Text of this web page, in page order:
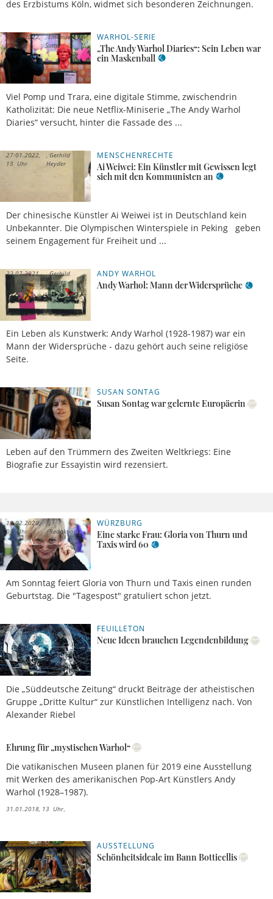
des Erzbistums Köln, widmet sich besonderen Zeichnungen.
WARHOL-SERIE
„The Andy Warhol Diaries“: Sein Leben war
ein Maskenball
Viel Pomp und Trara, eine digitale Stimme, zwischendrin
Katholizität: Die neue Netflix-Miniserie „The Andy Warhol
Diaries“ versucht, hinter die Fassade des ...
19.04.2022,
15 Uhr
Emanuela
Sutter
MENSCHENRECHTE
Ai Weiwei: Ein Künstler mit Gewissen legt
sich mit den Kommunisten an
Der chinesische Künstler Ai Weiwei ist in Deutschland kein
Unbekannter. Die Olympischen Winterspiele in Peking geben
seinem Engagement für Freiheit und ...
27.01.2022,
15 Uhr
Gerhild
Heyder
ANDY WARHOL
Andy Warhol: Mann der Widersprüche
Ein Leben als Kunstwerk: Andy Warhol (1928-1987) war ein
Mann der Widersprüche - dazu gehört auch seine religiöse
Seite.
22.07.2021,
15 Uhr
Gerhild
Heyder
SUSAN SONTAG
Susan Sontag war gelernte Europäerin
Leben auf den Trümmern des Zweiten Weltkriegs: Eine
Biografie zur Essayistin wird rezensiert.
25.05.2021,
11 Uhr
Gerhild
Heyder
WÜRZBURG
Eine starke Frau: Gloria von Thurn und
Taxis wird 60
Am Sonntag feiert Gloria von Thurn und Taxis einen runden
Geburtstag. Die "Tagespost" gratuliert schon jetzt.
19.02.2020,
08 Uhr
Redaktion
FEUILLETON
Neue Ideen brauchen Legendenbildung
Die „Süddeutsche Zeitung“ druckt Beiträge der atheistischen
Gruppe „Dritte Kultur“ zur Künstlichen Intelligenz nach. Von
Alexander Riebel
27.03.2019, 13 Uhr
Ehrung für „mystischen Warhol“
Die vatikanischen Museen planen für 2019 eine Ausstellung
mit Werken des amerikanischen Pop-Art Künstlers Andy
Warhol (1928–1987).
31.01.2018, 13 Uhr
AUSSTELLUNG
Schönheitsideale im Bann Botticellis
28.09.2015, 15 Uhr